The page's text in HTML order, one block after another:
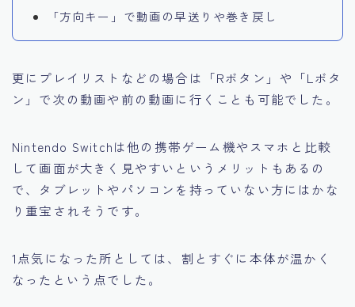
「方向キー」で動画の早送りや巻き戻し
更にプレイリストなどの場合は「Rボタン」や「Lボタ
ン」で次の動画や前の動画に行くことも可能でした。
Nintendo Switchは他の携帯ゲーム機やスマホと比較
して画面が大きく見やすいというメリットもあるの
で、 タブレットやパソコンを持っていない方にはかな
り重宝されそうです。
1点気になった所としては、 割とすぐに本体が温かく
なった という点でした。